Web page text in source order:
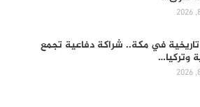
تاريخية في مكة.. شراكة دفاعية تجمع
وتركيا…